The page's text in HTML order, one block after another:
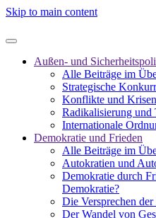
Skip to main content
Außen- und
Alle Beiträge im
Strategische
Konflikte und
Radikalisierung und
Internationale
Demokratie und Frieden
Alle Beiträge im
Autokratien und
Demokratie durch
Demokratie?
Die Versprechen
Der Wandel von